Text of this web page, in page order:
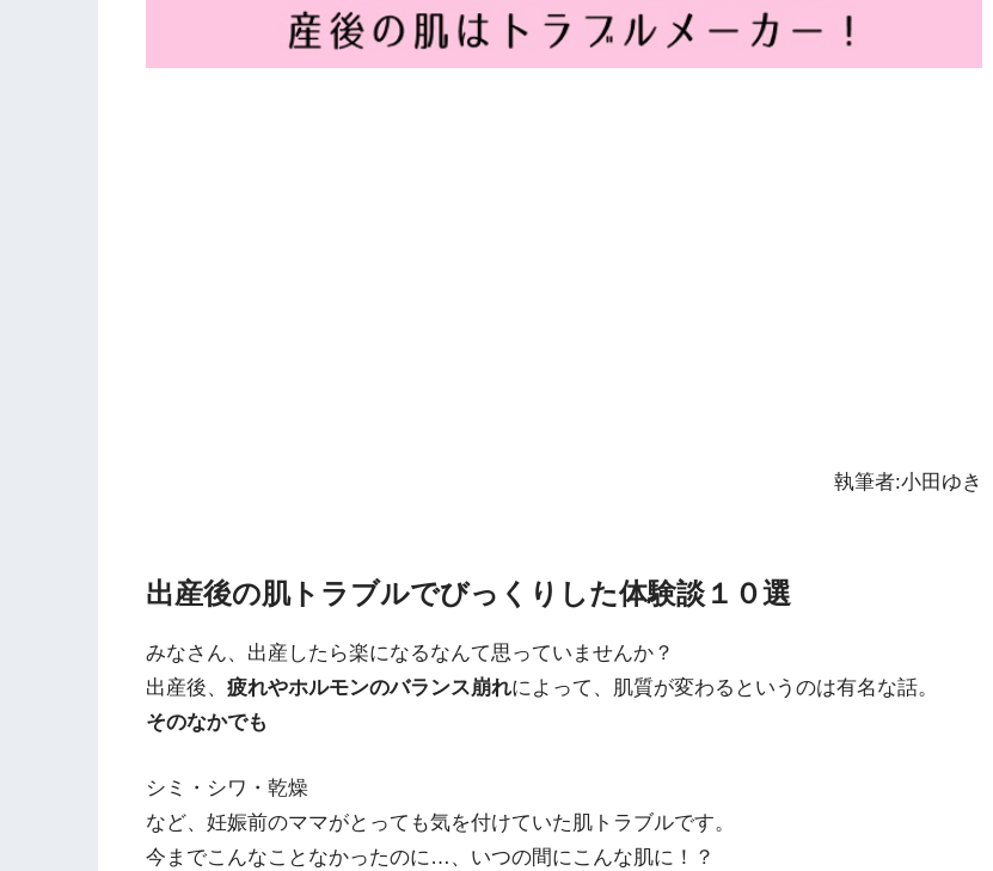
執筆者:小田ゆき
出産後の肌トラブルでびっくりした体験談１０選
みなさん、出産したら楽になるなんて思っていませんか？
出産後、 疲れやホルモンのバランス崩れによって、肌質が変わるというのは有名な話。
そのなかでも
シミ・シワ・乾燥
など、妊娠前のママがとっても気を付けていた肌トラブルです。
今までこんなことなかったのに…、いつの間にこんな肌に！？